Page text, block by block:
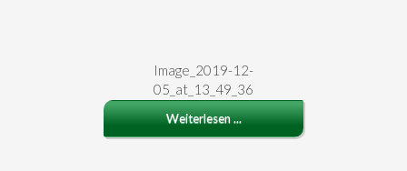
Image_2019-12-
05_at_13_49_36
Weiterlesen ...